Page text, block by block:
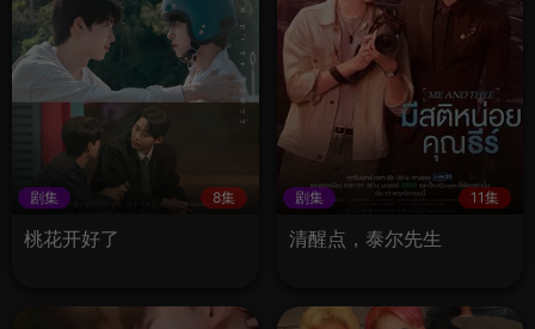
剧集 8集
桃花开好了
剧集 11集
清醒点，泰尔先生